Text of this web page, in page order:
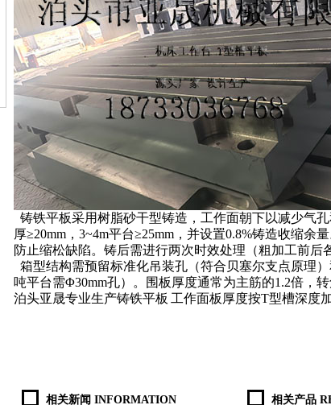
铸铁平板采用树脂砂干型铸造，工作面朝下以减少气
厚≥20mm， 3~4m平台≥25mm，并设置0.8%铸造收缩余
防止缩松缺陷。铸后需进行两次时效处理（粗加工前后
箱型结构需预留标准化吊装孔（符合贝塞尔支点原理
吨平台需Φ30mm孔）。围板厚度通常为主筋的1.2倍，
泊头亚晟专业生产铸铁平板 工作面板厚度按T型槽深度
相关新闻 INFORMATION 相关产品